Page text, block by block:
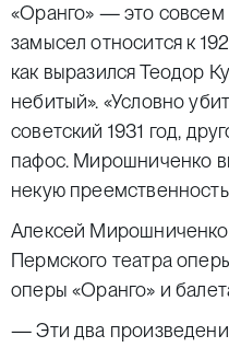
«Оранго» — это
замысел относится к
как выразился Теодор
небитый». «Условно
советский 1931 год,
пафос. Мирошниченко
некую
Алексей
Пермского театра
оперы «Оранго» и
— Эти два